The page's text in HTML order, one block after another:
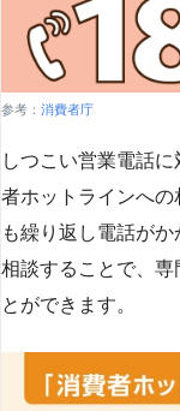
参考： 消費者庁
しつこい営業電話
者ホットラインへ
も繰り返し電話が
相談することで、専
とができます​​。